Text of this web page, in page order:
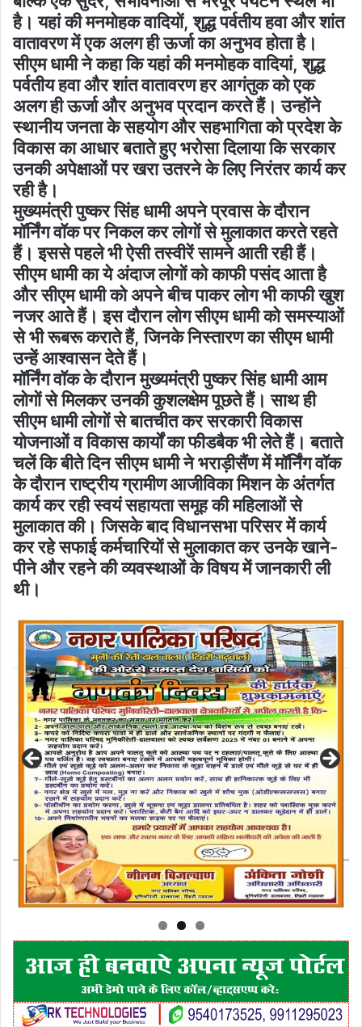
है। यहां की मनमोहक वादियों, शुद्ध पर्वतीय हवा और शांत
वातावरण में एक अलग ही ऊर्जा का अनुभव होता है।
सीएम धामी ने कहा कि यहां की मनमोहक वादियां, शुद्ध
पर्वतीय हवा और शांत वातावरण हर आगंतुक को एक
अलग ही ऊर्जा और अनुभव प्रदान करते हैं। उन्होंने
स्थानीय जनता के सहयोग और सहभागिता को प्रदेश के
विकास का आधार बताते हुए भरोसा दिलाया कि सरकार
उनकी अपेक्षाओं पर खरा उतरने के लिए निरंतर कार्य कर
रही है।
मुख्यमंत्री पुष्कर सिंह धामी अपने प्रवास के दौरान
मॉर्निंग वॉक पर निकल कर लोगों से मुलाकात करते रहते
हैं। इससे पहले भी ऐसी तस्वीरें सामने आती रही हैं।
सीएम धामी का ये अंदाज लोगों को काफी पसंद आता है
और सीएम धामी को अपने बीच पाकर लोग भी काफी खुश
नजर आते हैं। इस दौरान लोग सीएम धामी को समस्याओं
से भी रूबरू कराते हैं, जिनके निस्तारण का सीएम धामी
उन्हें आश्वासन देते हैं।
मॉर्निंग वॉक के दौरान मुख्यमंत्री पुष्कर सिंह धामी आम
लोगों से मिलकर उनकी कुशलक्षेम पूछते हैं। साथ ही
सीएम धामी लोगों से बातचीत कर सरकारी विकास
योजनाओं व विकास कार्यों का फीडबैक भी लेते हैं। बताते
चलें कि बीते दिन सीएम धामी ने भराड़ीसैंण में मॉर्निंग वॉक
के दौरान राष्ट्रीय ग्रामीण आजीविका मिशन के अंतर्गत
कार्य कर रही स्वयं सहायता समूह की महिलाओं से
मुलाकात की। जिसके बाद विधानसभा परिसर में कार्य
कर रहे सफाई कर्मचारियों से मुलाकात कर उनके खाने-
पीने और रहने की व्यवस्थाओं के विषय में जानकारी ली
थी।